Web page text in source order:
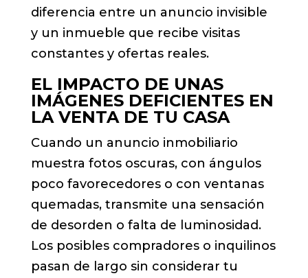
diferencia entre un anuncio invisible
y un inmueble que recibe visitas
constantes y ofertas reales.
EL IMPACTO DE UNAS
IMÁGENES DEFICIENTES EN
LA VENTA DE TU CASA
Cuando un anuncio inmobiliario
muestra fotos oscuras, con ángulos
poco favorecedores o con ventanas
quemadas, transmite una sensación
de desorden o falta de luminosidad.
Los posibles compradores o inquilinos
pasan de largo sin considerar tu